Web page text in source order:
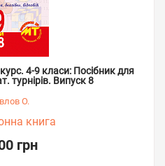
4-9 класи: Посібник для
турнірів. Випуск 8
О.
книга
грн